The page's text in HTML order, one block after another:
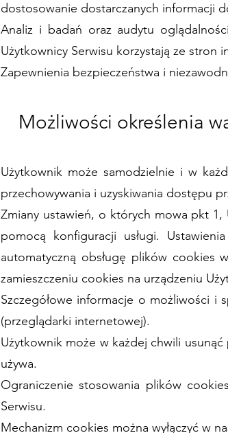
dostosowanie dostarczanych informacji
Analiz i badań oraz audytu
Użytkownicy Serwisu korzystają ze stron
Zapewnienia bezpieczeństwa i
Możliwości określenia
Użytkownik może samodzielnie i w
przechowywania i uzyskiwania dostępu
Zmiany ustawień, o których mowa pkt
pomocą konfiguracji usługi.
automatyczną obsługę plików cookies
zamieszczeniu cookies na urządzeniu
Szczegółowe informacje o możliwości
(przeglądarki internetowej).
Użytkownik może w każdej chwili
używa.
Ograniczenie stosowania plików
Serwisu.
Mechanizm cookies można wyłączyć w